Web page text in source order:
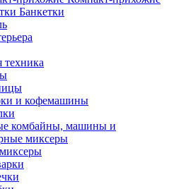
Банкетки
техника
и кофемашины
комбайны, машины и
миксеры